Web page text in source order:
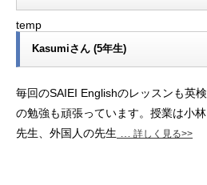
temp
Kasumiさん (5年生)
毎回のSAIEI Englishのレッスンも英検
の勉強も頑張っています。授業は小林
先生、外国人の先生
詳しく見る>>